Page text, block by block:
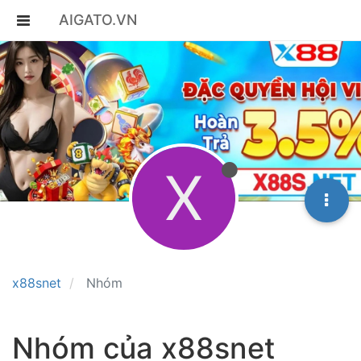
AIGATO.VN
x88snet Nhóm
X
Nhóm của x88snet